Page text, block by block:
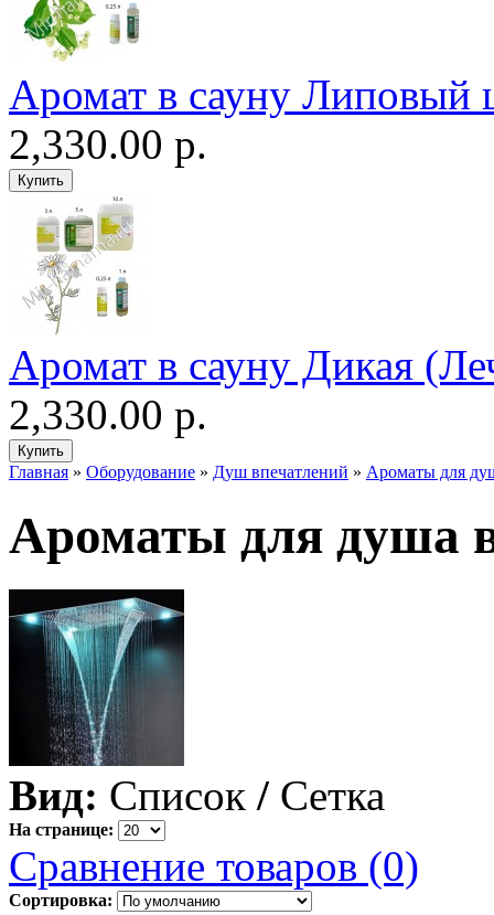
Аромат в сауну Липовый
2,330.00 р.
Аромат в сауну Дикая
2,330.00 р.
Главная » Оборудование » Душ впечатлений » Ароматы для
Ароматы для душа
Вид: Список / Сетка
На странице:
Сравнение товаров (0)
Сортировка: